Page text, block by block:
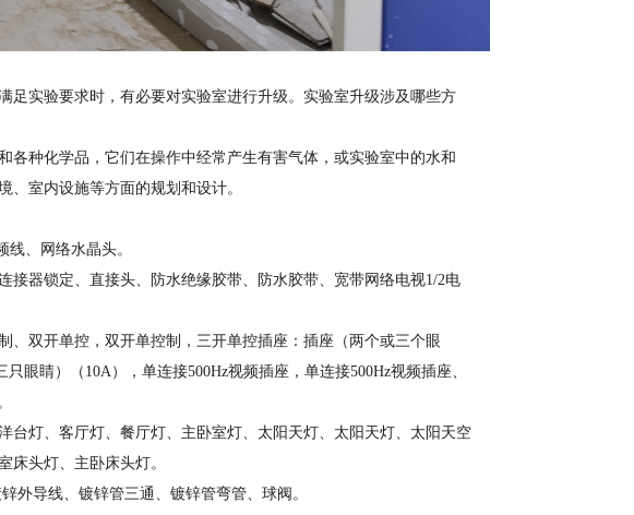
足实验要求时，有必要对实验室进行升级。实验室升级涉及哪些方
各种化学品，它们在操作中经常产生有害气体，或实验室中的水和
、室内设施等方面的规划和设计。
、网络水晶头。
接器锁定、直接头、防水绝缘胶带、防水胶带、宽带网络电视1/2电
、双开单控，双开单控制，三开单控插座：插座（两个或三个眼
眼睛）（10A），单连接500Hz视频插座，单连接500Hz视频插座、
台灯、客厅灯、餐厅灯、主卧室灯、太阳天灯、太阳天灯、太阳天空
床头灯、主卧床头灯。
外导线、镀锌管三通、镀锌管弯管、球阀。